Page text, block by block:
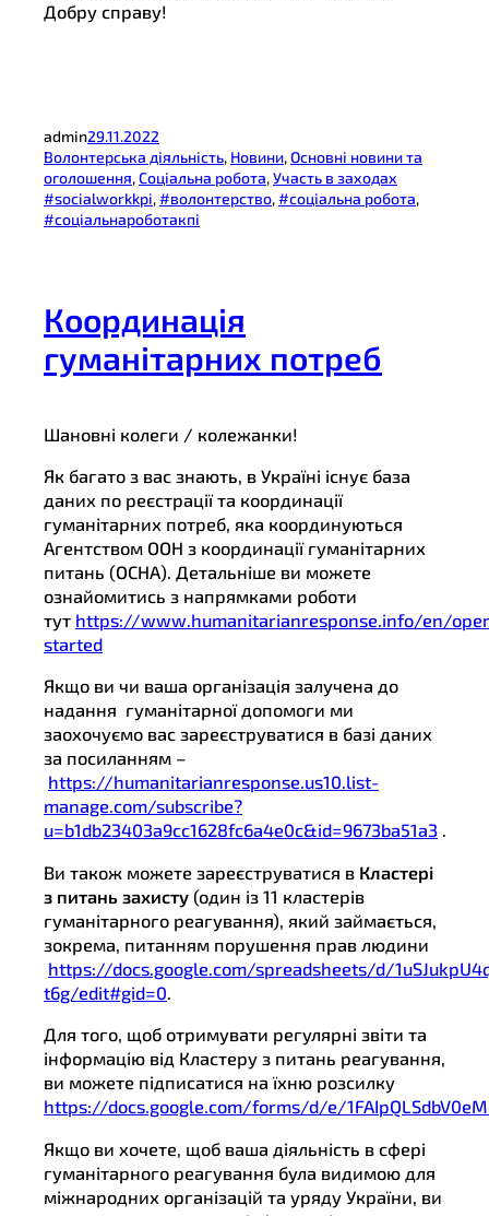
Добру справу!
admin29.11.2022
Волонтерська діяльність, Новини, Основні новини та
оголошення, Соціальна робота, Участь в заходах
#socialworkkpi, #волонтерство, #соціальна робота
#соціальнароботакпі
Координація
гуманітарних потреб
Шановні колеги / колежанки!
Як багато з вас знають, в Україні існує база
даних по реєстрації та координації
гуманітарних потреб, яка координуються
Агентством ООН з координації гуманітарних
питань (OCHA). Детальніше ви можете
ознайомитись з напрямками роботи
тут https://www.humanitarianresponse.info/en/
started
Якщо ви чи ваша організація залучена до
надання гуманітарної допомоги ми
заохочуємо вас зареєструватися в базі даних
за посиланням –
https://humanitarianresponse.us10.list-
manage.com/subscribe?
u=b1db23403a9cc1628fc6a4e0c&id=9673ba51a3 .
Ви також можете зареєструватися в Кластері
з питань захисту (один із 11 кластерів
гуманітарного реагування), який займається,
зокрема, питанням порушення прав людини
https://docs.google.com/spreadsheets/d/
t6g/edit#gid=0.
Для того, щоб отримувати регулярні звіти та
інформацію від Кластеру з питань реагування,
ви можете підписатися на їхню розсилку
https://docs.google.com/forms/d/e/
Якщо ви хочете, щоб ваша діяльність в сфері
гуманітарного реагування була видимою для
міжнародних організацій та уряду України, ви